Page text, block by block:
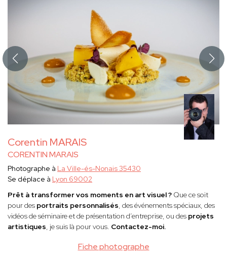
Corentin MARAIS
CORENTIN MARAIS
Fiche photographe
Photographe à La Ville-és-Nonais 35430
Se déplace à Lyon 69002
Prêt à transformer vos moments en art visuel ? Que ce soit
pour des portraits personnalisés, des événements spéciaux, des
vidéos de séminaire et de présentation d’entreprise, ou des projets
artistiques, je suis là pour vous. Contactez-moi.